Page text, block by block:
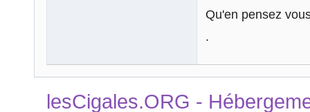
Qu'en pensez
.
lesCigales.ORG -